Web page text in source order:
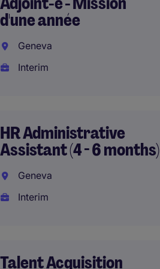
d'une année
Geneva
Interim
HR Administrative
Assistant (4 - 6 months)
Geneva
Interim
Talent Acquisition